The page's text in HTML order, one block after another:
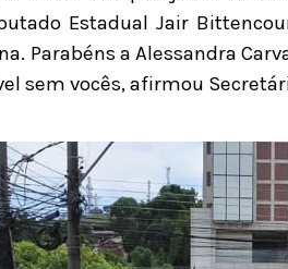
Estadual Jair
Parabéns a Alessandra
sem vocês, afirmou